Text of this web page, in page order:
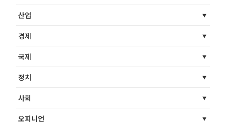
산업
경제
국제
정치
사회
오피니언